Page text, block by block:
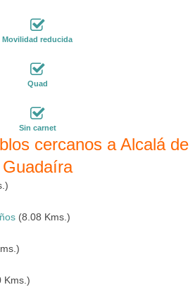
Movilidad reducida
Quad
Sin carnet
cercanos a Alcalá de
Guadaíra
(8.08 Kms.)
Kms.)